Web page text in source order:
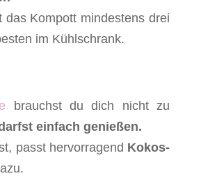
das Kompott mindestens drei
im Kühlschrank.
brauchst du dich nicht zu
einfach genießen.
passt hervorragend Kokos-